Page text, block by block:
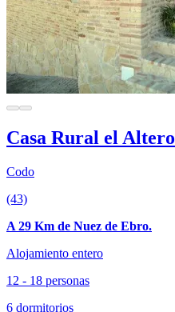
Casa Rural el Altero
Codo
(43)
A 29 Km de Nuez de Ebro.
Alojamiento entero
12 - 18 personas
6 dormitorios